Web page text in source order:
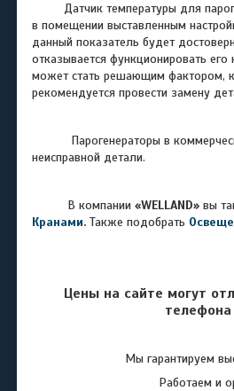
Датчик температуры для
в помещении выставленным
данный показатель будет
отказывается функционировать
может стать решающим фактором,
рекомендуется провести замену
Парогенераторы в
неисправной детали.
В компании «WELLAND» вы
Кранами. Также подобрать
Цены на сайте могут
Мы гарантируем
Работаем и